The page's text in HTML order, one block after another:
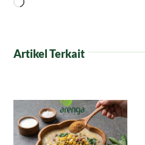
Artikel Terkait